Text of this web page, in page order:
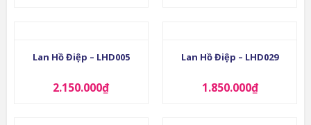
Lan Hồ Điệp – LHD005
2.150.000₫
Lan Hồ Điệp – LHD029
1.850.000₫